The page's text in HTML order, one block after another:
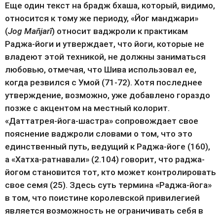
Еще один текст на брадж бхаша, который, видимо,
относится к тому же периоду, «Йог манджари»
(Jog Mañjarī) относит ваджроли к практикам
Раджа-йоги и утверждает, что йоги, которые не
владеют этой техникой, не должны заниматься
любовью, отмечая, что Шива использовал ее,
когда резвился с Умой (71-72). Хотя последнее
утверждение, возможно, уже добавлено гораздо
позже с акцентом на местный колорит.
«Даттатрея-йога-шастра» сопровождает свое
пояснение ваджроли словами о том, что это
единственный путь, ведущий к Раджа-йоге (160),
а «Хатха-ратнавали» (2.104) говорит, что раджа-
йогом становится тот, кто может контролировать
свое семя (25). Здесь суть термина «Раджа-йога»
в том, что поистине королевской привилегией
является возможность не ограничивать себя в